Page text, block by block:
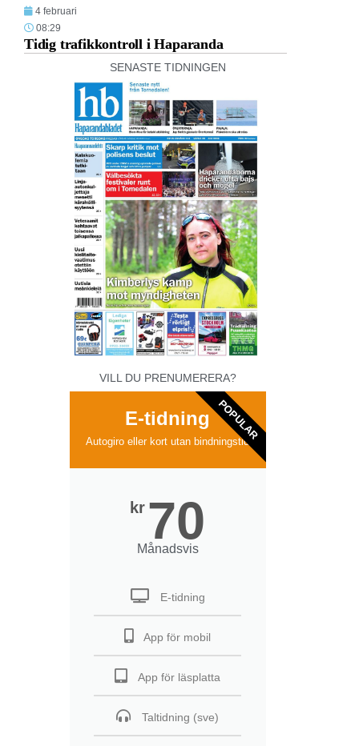
4 februari
08:29
Tidig trafikkontroll i Haparanda
SENASTE TIDNINGEN
VILL DU PRENUMERERA?
E-tidning
Autogiro eller kort utan bindningstid
kr 70
Månadsvis
E-tidning
App för mobil
App för läsplatta
Taltidning (sve)
POPULAR